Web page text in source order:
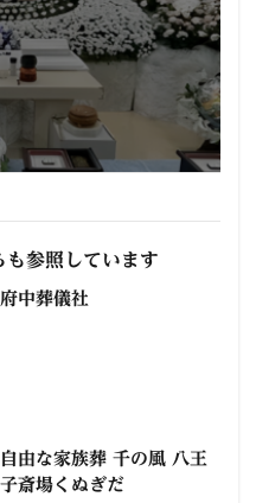
も参照しています
府中葬儀社
自由な家族葬 千の風 八王
子斎場くぬぎだ